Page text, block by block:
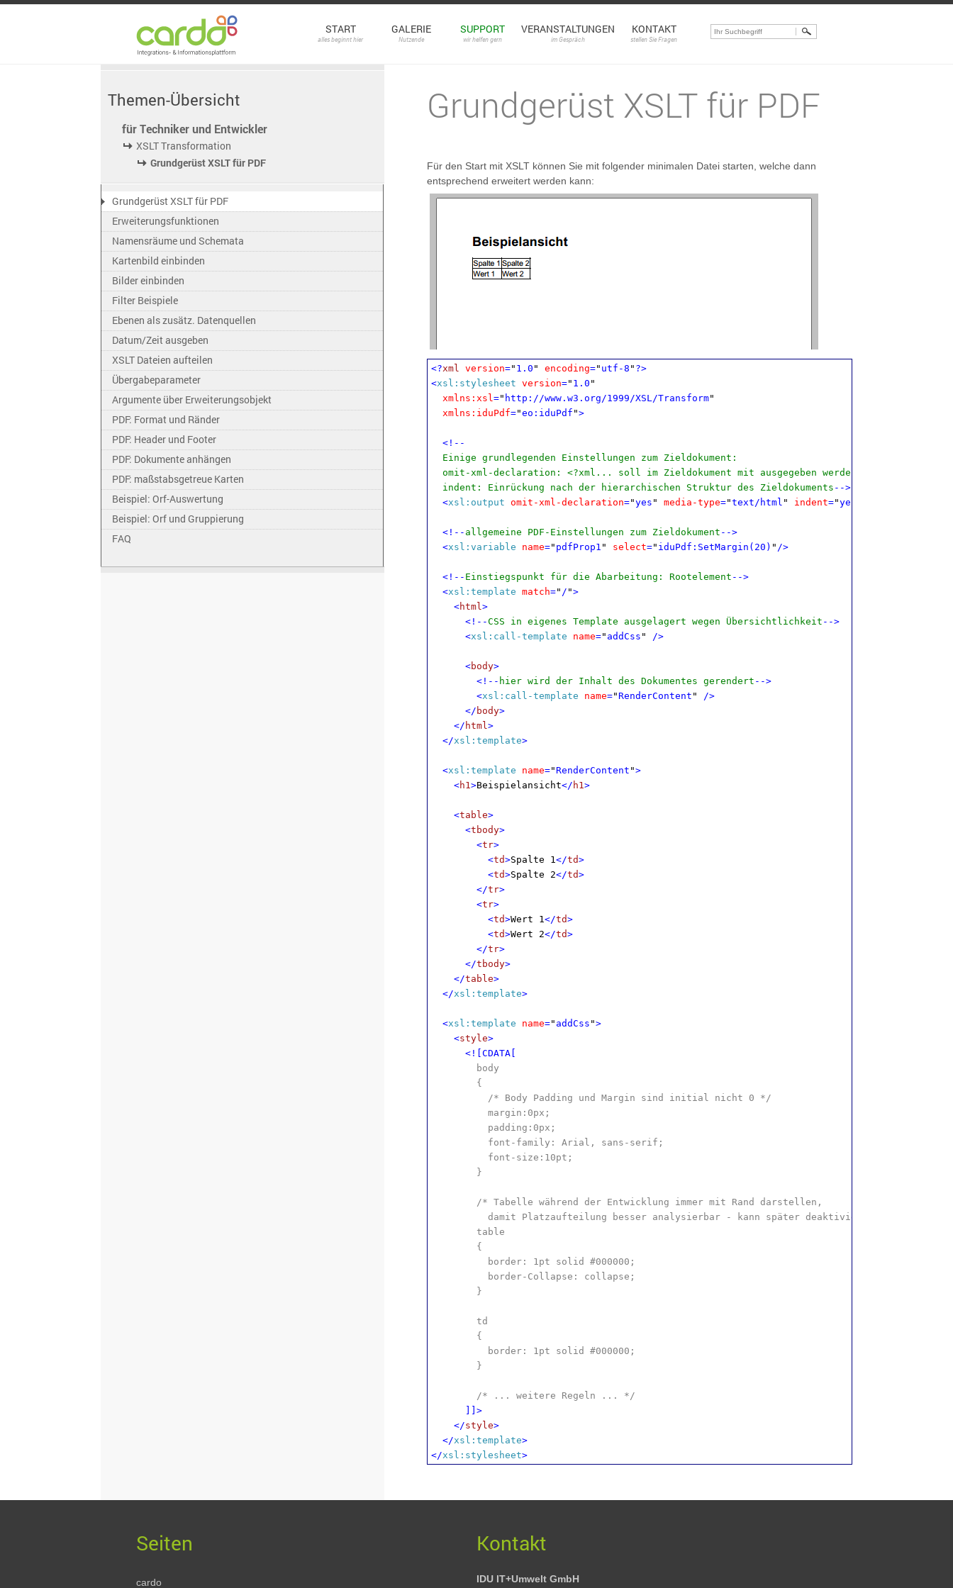
START
alles beginnt hier
GALERIE
Nutzende
SUPPORT
wir helfen gern
VERANSTALTUNGEN
im Gespräch
KONTAKT
stellen Sie Fragen
Themen-Übersicht
für Techniker und Entwickler
XSLT Transformation
Grundgerüst XSLT für PDF
Grundgerüst XSLT für PDF
Erweiterungsfunktionen
Namensräume und Schemata
Kartenbild einbinden
Bilder einbinden
Filter Beispiele
Ebenen als zusätz. Datenquellen
Datum/Zeit ausgeben
XSLT Dateien aufteilen
Übergabeparameter
Argumente über Erweiterungsobjekt
PDF: Format und Ränder
PDF: Header und Footer
PDF: Dokumente anhängen
PDF: maßstabsgetreue Karten
Beispiel: Orf-Auswertung
Beispiel: Orf und Gruppierung
FAQ
Grundgerüst XSLT für PDF
Für den Start mit XSLT können Sie mit folgender minimalen Datei starten, welche dann
entsprechend erweitert werden kann:
<?xml version=" 1.0 " encoding=" utf-8 " ?>
<xsl:stylesheet version=" 1.0 "
xmlns:xsl=" http://www.w3.org/1999/XSL/Transform"
xmlns:iduPdf="eo:iduPdf ">
<!--
Einige grundlegenden Einstellungen zum Zieldokument:
omit-xml-declaration: <?xml... soll im Zieldokument mit ausgegeben werden
indent: Einrückung nach der hierarchischen Struktur des Zieldokuments -->
<xsl:output omit-xml-declaration="yes " media-type="text/html " indent="yes
<!-- allgemeine PDF-Einstellungen zum Zieldokument -->
<xsl:variable name=" pdfProp1 " select=" iduPdf:SetMargin(20) " />
<!-- Einstiegspunkt für die Abarbeitung: Rootelement -->
<xsl:template match=" / ">
<html>
<!--CSS in eigenes Template ausgelagert wegen Übersichtlichkeit -->
<xsl:call-template name=" addCss " />
<body>
<!-- hier wird der Inhalt des Dokumentes gerendert -->
<xsl:call-template name="RenderContent "
/>
</ body>
</ html>
</xsl:template>
<xsl:template name="RenderContent ">
<h1>Beispielansicht</ h1>
<table>
<tbody>
<tr>
<td>Spalte 1</td>
<td>Spalte 2</td>
</tr>
<tr>
<td>Wert 1</td>
<td>Wert 2</td>
</tr>
</tbody>
</table>
</xsl:template>
<xsl:template name=" addCss ">
<style>
<![CDATA[
body
{
/* Body Padding und Margin sind initial nicht 0 */
margin:0px;
padding:0px;
font-family: Arial, sans-serif;
font-size:10pt;
}
/* Tabelle während der Entwicklung immer mit Rand darstellen,
damit Platzaufteilung besser analysierbar - kann später deaktiviert werden */
table
{
border: 1pt solid #000000;
border-Collapse: collapse;
}
td
{
border: 1pt solid #000000;
}
/* ... weitere Regeln ... */
]]>
</style>
</xsl:template>
</xsl:stylesheet>
cardo
Kontakt
IDU IT+Umwelt GmbH